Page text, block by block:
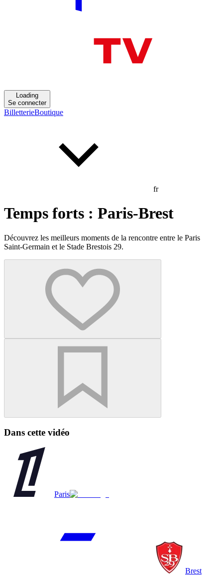
Loading
Se connecter
BilletterieBoutique
fr
Temps forts : Paris-Brest
Découvrez les meilleurs moments de la rencontre entre le Paris
Saint-Germain et le Stade Brestois 29.
Dans cette vidéo
Paris
Brest